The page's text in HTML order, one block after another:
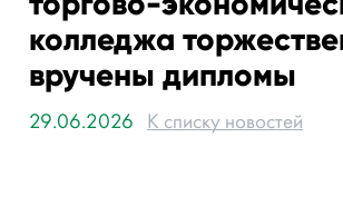
колледжа
вручены дипломы
29.06.2026 К списку новостей